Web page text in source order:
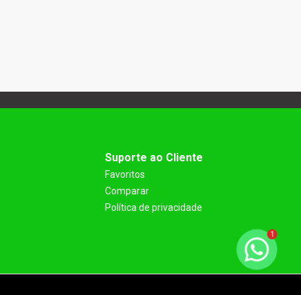
Suporte ao Cliente
Favoritos
Comparar
Política de privacidade
1